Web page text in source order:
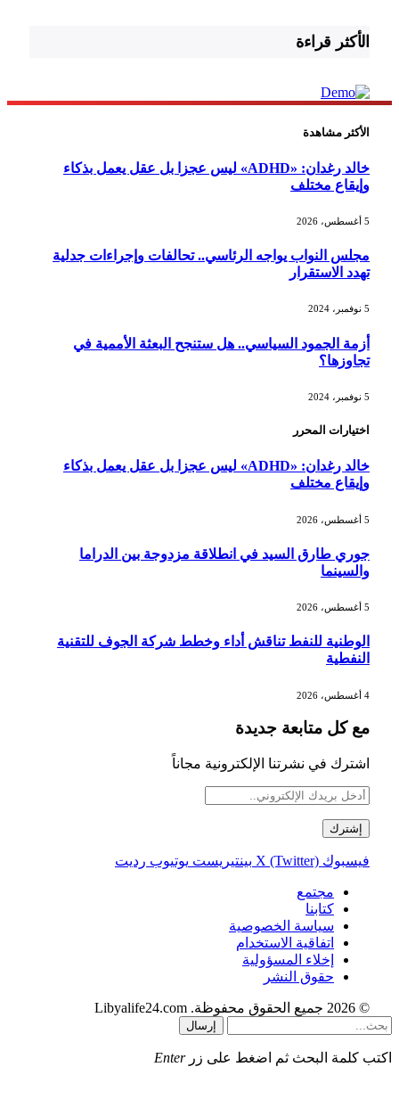
الأكثر قراءة
الأكثر مشاهدة
خالد رغدان: «ADHD» ليس عجزا بل عقل يعمل بذكاء
وإيقاع مختلف
مجلس النواب يواجه الرئاسي.. تحالفات وإجراءات جدلية
تهدد الاستقرار
أزمة الجمود السياسي.. هل ستنجح البعثة الأممية في
تجاوزها؟
اختيارات المحرر
خالد رغدان: «ADHD» ليس عجزا بل عقل يعمل بذكاء
وإيقاع مختلف
جوري طارق السيد في انطلاقة مزدوجة بين الدراما
والسينما
الوطنية للنفط تناقش أداء وخطط شركة الجوف للتقنية
النفطية
مع كل متابعة جديدة
اشترك في نشرتنا الإلكترونية مجاناً
فيسبوك X (Twitter) بينتيريست يوتيوب رديت
مجتمع
كتابنا
سياسة الخصوصية
اتفاقية الاستخدام
إخلاء المسؤولية
حقوق النشر
© 2026 جميع الحقوق محفوظة. Libyalife24.com
إرسال
اكتب كلمة البحث ثم اضغط على زر Enter